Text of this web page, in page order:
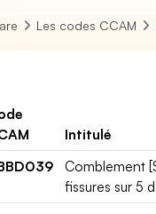
Les codes CCAM
Intitulé
Comblement
fissures sur 5